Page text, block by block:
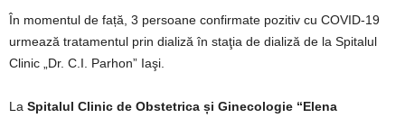
În momentul de față, 3 persoane confirmate pozitiv cu COVID-19
urmează tratamentul prin dializă în staţia de dializă de la Spitalul
Clinic „Dr. C.I. Parhon” Iaşi.
La Spitalul Clinic de Obstetrica și Ginecologie “Elena